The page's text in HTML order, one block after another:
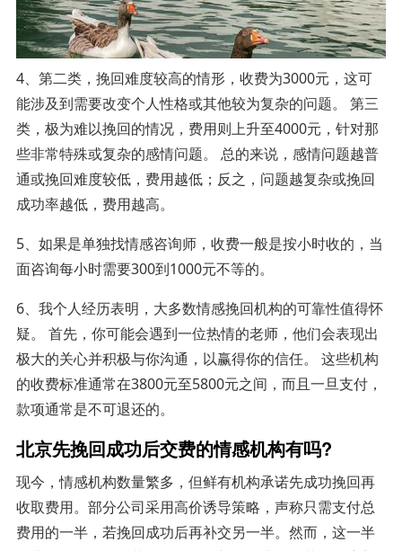
4、第二类，挽回难度较高的情形，收费为3000元，这可
能涉及到需要改变个人性格或其他较为复杂的问题。 第三
类，极为难以挽回的情况，费用则上升至4000元，针对那
些非常特殊或复杂的感情问题。 总的来说，感情问题越普
通或挽回难度较低，费用越低；反之，问题越复杂或挽回
成功率越低，费用越高。
5、如果是单独找情感咨询师，收费一般是按小时收的，当
面咨询每小时需要300到1000元不等的。
6、我个人经历表明，大多数情感挽回机构的可靠性值得怀
疑。 首先，你可能会遇到一位热情的老师，他们会表现出
极大的关心并积极与你沟通，以赢得你的信任。 这些机构
的收费标准通常在3800元至5800元之间，而且一旦支付，
款项通常是不可退还的。
北京先挽回成功后交费的情感机构有吗?
现今，情感机构数量繁多，但鲜有机构承诺先成功挽回再
收取费用。部分公司采用高价诱导策略，声称只需支付总
费用的一半，若挽回成功后再补交另一半。然而，这一半